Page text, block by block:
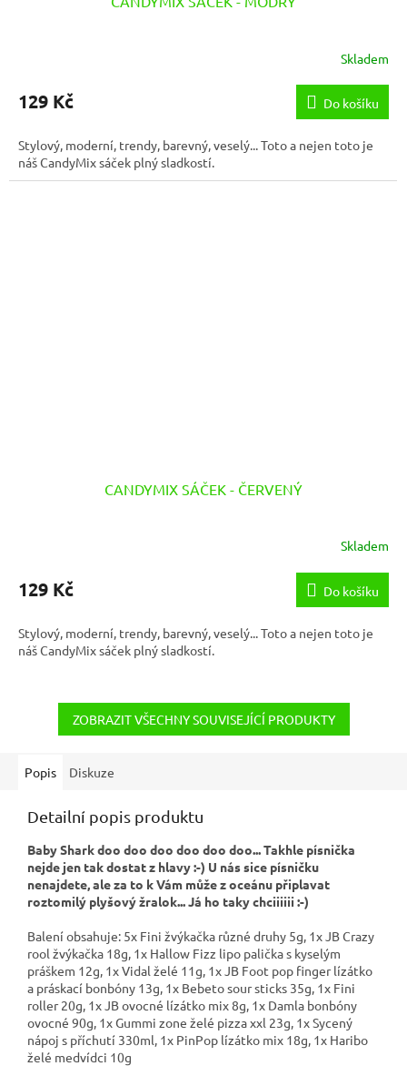
Skladem
129 Kč Do košíku
Stylový, moderní, trendy, barevný, veselý... Toto a nejen toto je
náš CandyMix sáček plný sladkostí.
CANDYMIX SÁČEK - ČERVENÝ
Skladem
129 Kč Do košíku
Stylový, moderní, trendy, barevný, veselý... Toto a nejen toto je
náš CandyMix sáček plný sladkostí.
ZOBRAZIT VŠECHNY SOUVISEJÍCÍ PRODUKTY
Popis Diskuze
Detailní popis produktu
Baby Shark doo doo doo doo doo doo... Takhle písnička
nejde jen tak dostat z hlavy :-) U nás sice písničku
nenajdete, ale za to k Vám může z oceánu připlavat
roztomilý plyšový žralok... Já ho taky chciiiiii :-)
Balení obsahuje: 5x Fini žvýkačka různé druhy 5g, 1x JB Crazy
rool žvýkačka 18g, 1x Hallow Fizz lipo palička s kyselým
práškem 12g, 1x Vidal želé 11g, 1x JB Foot pop finger lízátko
a práskací bonbóny 13g, 1x Bebeto sour sticks 35g, 1x Fini
roller 20g, 1x JB ovocné lízátko mix 8g, 1x Damla bonbóny
ovocné 90g, 1x Gummi zone želé pizza xxl 23g, 1x Sycený
nápoj s příchutí 330ml, 1x PinPop lízátko mix 18g, 1x Haribo
želé medvídci 10g